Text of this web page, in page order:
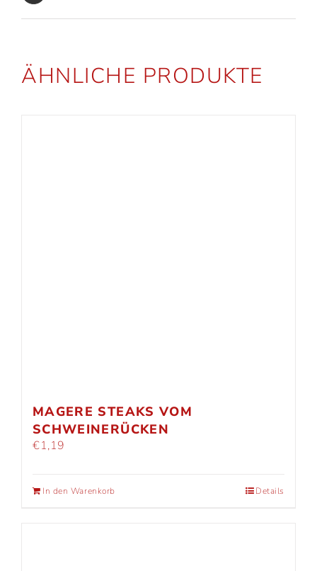
ÄHNLICHE PRODUKTE
MAGERE STEAKS VOM
SCHWEINERÜCKEN
€1,19
In den Warenkorb Details